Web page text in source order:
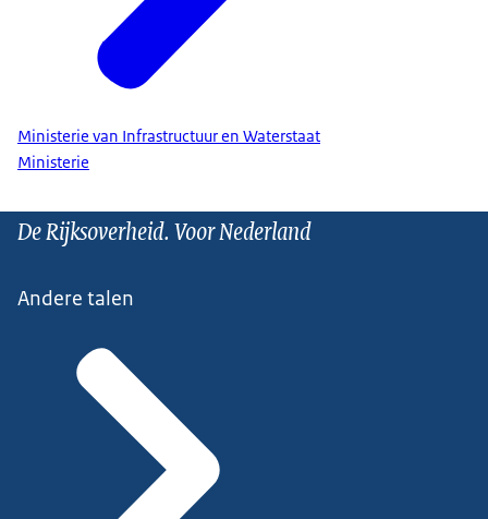
Ministerie van Infrastructuur en Waterstaat
Ministerie
De Rijksoverheid. Voor Nederland
Andere talen